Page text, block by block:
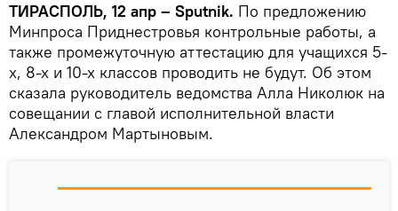
ТИРАСПОЛЬ, 12 апр – Sputnik. По предложению
Минпроса Приднестровья контрольные работы, а
также промежуточную аттестацию для учащихся 5-
х, 8-х и 10-х классов проводить не будут. Об этом
сказала руководитель ведомства Алла Николюк на
совещании с главой исполнительной власти
Александром Мартыновым.